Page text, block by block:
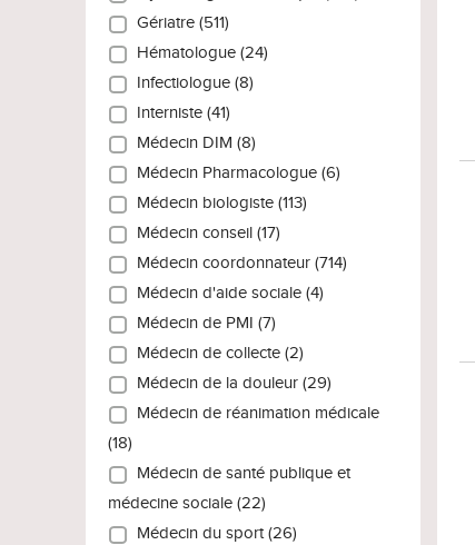
Gériatre (511)
Hématologue (24)
Infectiologue (8)
Interniste (41)
Médecin DIM (8)
Médecin Pharmacologue (6)
Médecin biologiste (113)
Médecin conseil (17)
Médecin coordonnateur (714)
Médecin d'aide sociale (4)
Médecin de PMI (7)
Médecin de collecte (2)
Médecin de la douleur (29)
Médecin de réanimation médicale
(18)
Médecin de santé publique et
médecine sociale (22)
Médecin du sport (26)